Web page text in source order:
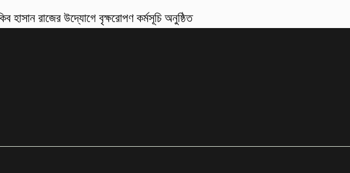
হাসান রাজের উদ্যোগে বৃক্ষরোপণ কর্মসূচি অনুষ্ঠিত